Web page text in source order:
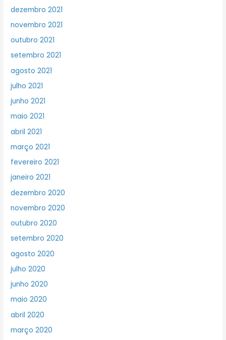
dezembro 2021
novembro 2021
outubro 2021
setembro 2021
agosto 2021
julho 2021
junho 2021
maio 2021
abril 2021
março 2021
fevereiro 2021
janeiro 2021
dezembro 2020
novembro 2020
outubro 2020
setembro 2020
agosto 2020
julho 2020
junho 2020
maio 2020
abril 2020
março 2020